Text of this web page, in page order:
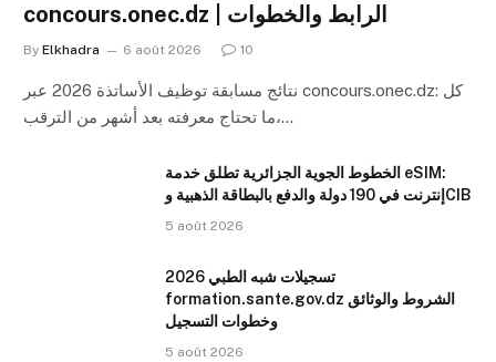
concours.onec.dz | الرابط والخطوات
By Elkhadra 6 août 2026 10
نتائج مسابقة توظيف الأساتذة 2026 عبر concours.onec.dz: كل
ما تحتاج معرفته بعد أشهر من الترقب،…
الخطوط الجوية الجزائرية تطلق خدمة eSIM:
إنترنت في 190 دولة والدفع بالبطاقة الذهبية وCIB
5 août 2026
تسجيلات شبه الطبي 2026
formation.sante.gov.dz الشروط والوثائق
وخطوات التسجيل
5 août 2026